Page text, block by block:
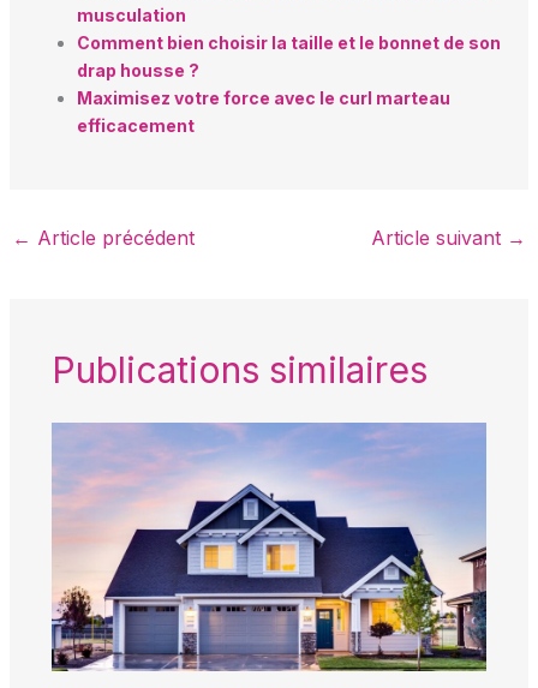
musculation
Comment bien choisir la taille et le bonnet de son
drap housse ?
Maximisez votre force avec le curl marteau
efficacement
← Article précédent Article suivant →
Publications similaires